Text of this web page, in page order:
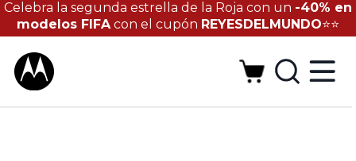
Celebra la segunda estrella de la Roja con un -40% en
modelos FIFAcon el cupón REYESDELMUNDO⭐⭐